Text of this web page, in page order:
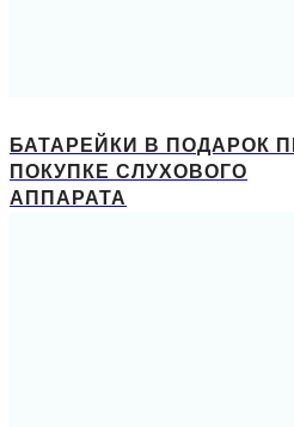
БАТАРЕЙКИ В ПОДАРОК
ПОКУПКЕ СЛУХОВОГО
АППАРАТА